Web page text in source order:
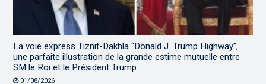
La voie express Tiznit-Dakhla “Donald J. Trump Highway”,
une parfaite illustration de la grande estime mutuelle entre
SM le Roi et le Président Trump
01/08/2026